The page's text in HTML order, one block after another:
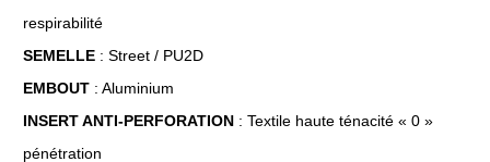
respirabilité
SEMELLE : Street / PU2D
EMBOUT : Aluminium
INSERT ANTI-PERFORATION : Textile haute ténacité « 0 »
pénétration